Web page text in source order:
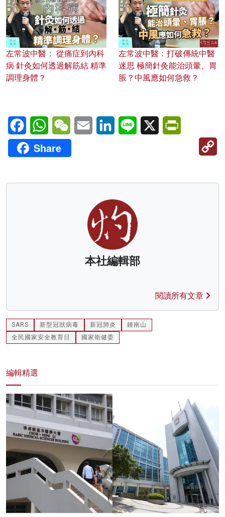
左常波中醫： 從痛症到內科
病 針灸如何透過解筋結 精準
調理身體？
左常波中醫：打破傳統中醫
迷思 極簡針灸能治頭暈、胃
脹？中風應如何急救？
FacebookWhatsAppWeChatEmail LinkedInLine X
Share
本社編輯部
閱讀所有文章
SARS 新型冠狀病毒 新冠肺炎
鍾南山
全民國家安全教育日
國家衛健委
編輯精選